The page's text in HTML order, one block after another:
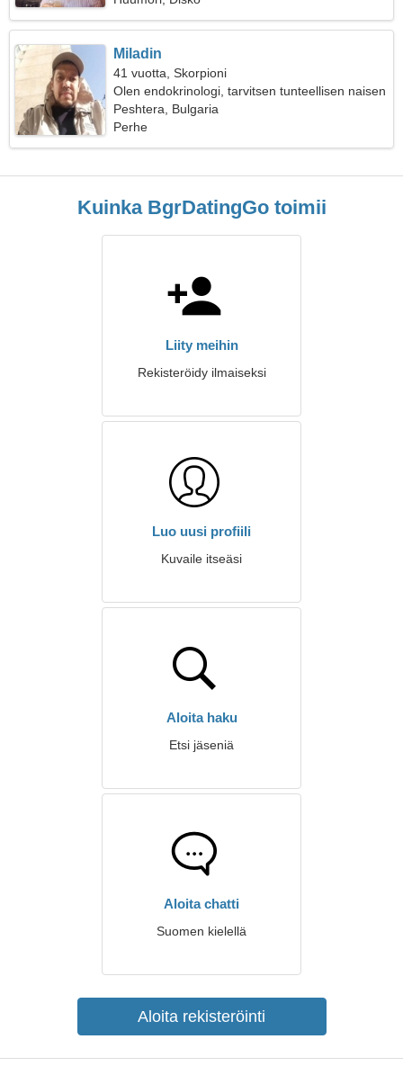
Miladin
41 vuotta, Skorpioni
Olen endokrinologi, tarvitsen tunteellisen naisen
Peshtera, Bulgaria
Perhe
Kuinka BgrDatingGo toimii
Liity meihin
Rekisteröidy ilmaiseksi
Luo uusi profiili
Kuvaile itseäsi
Aloita haku
Etsi jäseniä
Aloita chatti
Suomen kielellä
Aloita rekisteröinti